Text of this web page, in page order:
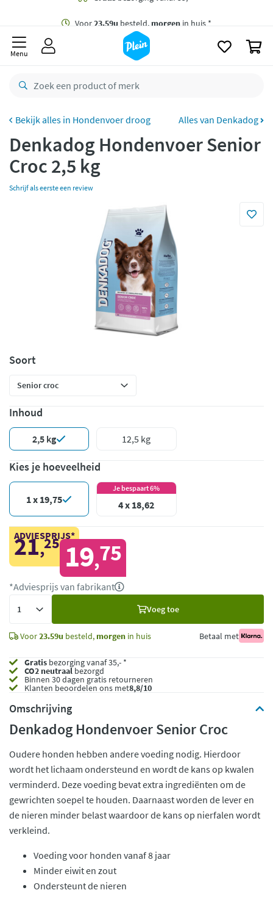
besteld,
retourneren
CO2 neutraal bezorgd
Betaal met Klarna
Menu
Hondenvoer droog Alles van Denkadog
Denkadog Hondenvoer Senior
Croc 2,5 kg
Schrijf als eerste een review
Soort
Inhoud
2,5 kg 12,5 kg
Kies je hoeveelheid
1 x 19,75
Je bespaart 6%
4 x 18,62
ADVIESPRIJS*
21,25 19,75
*Adviesprijs van fabrikant
Voeg toe
Voor23.59u besteld, morgen in huis Betaal met
Gratis bezorging vanaf 35,- *
CO2 neutraalbezorgd
Binnen 30 dagen gratis retourneren
Klanten beoordelen ons met8,8/10
Omschrijving
Denkadog Hondenvoer Senior Croc
Oudere honden hebben andere voeding nodig. Hierdoor
wordt het lichaam ondersteund en wordt de kans op kwalen
verminderd. Deze voeding bevat extra ingrediënten om de
gewrichten soepel te houden. Daarnaast worden de lever en
de nieren minder belast waardoor de kans op nierfalen wordt
verkleind.
Voeding voor honden vanaf 8 jaar
Minder eiwit en zout
Ondersteunt de nieren